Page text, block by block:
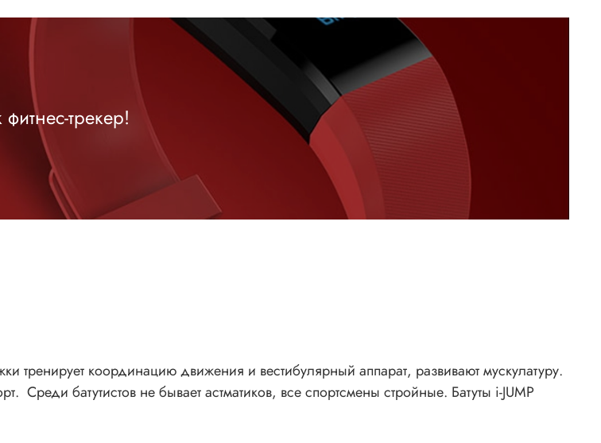
трекер!
тренирует координацию движения и вестибулярный аппарат, развивают мускулатуру.
батутистов не бывает астматиков, все спортсмены стройные. Батуты i-JUMP